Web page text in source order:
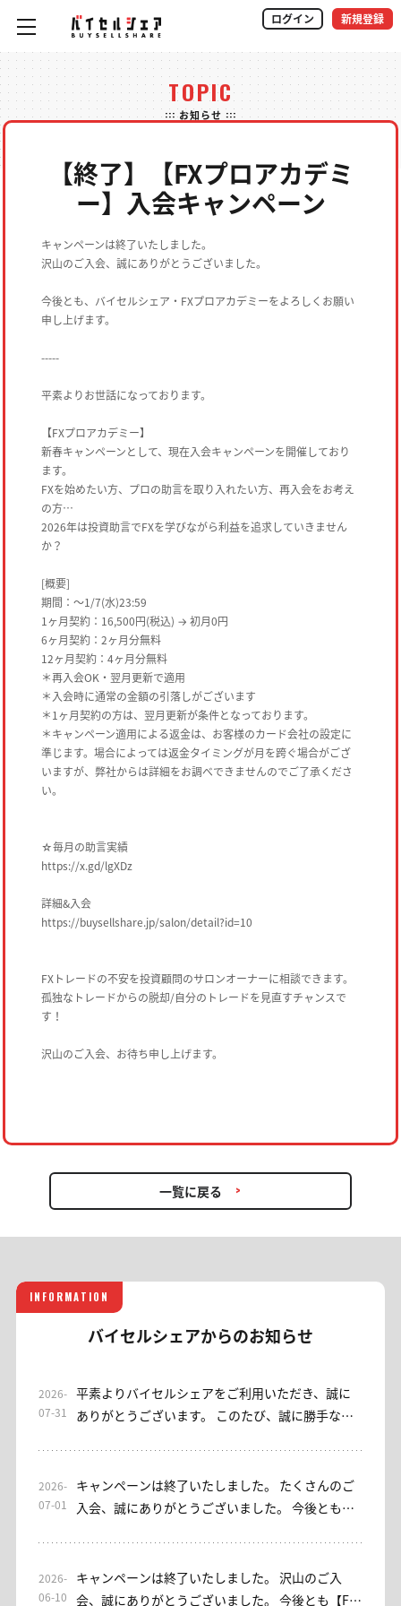
ログイン 新規登録
TOPIC
::: お知らせ :::
【終了】【FXプロアカデミ
ー】入会キャンペーン
キャンペーンは終了いたしました。
沢山のご入会、誠にありがとうございました。
今後とも、バイセルシェア・FXプロアカデミーをよろしくお願い
申し上げます。
-----
平素よりお世話になっております。
【FXプロアカデミー】
新春キャンペーンとして、現在入会キャンペーンを開催しており
ます。
FXを始めたい方、プロの助言を取り入れたい方、再入会をお考え
の方…
2026年は投資助言でFXを学びながら利益を追求していきません
か？
[概要]
期間：〜1/7(水)23:59
1ヶ月契約：16,500円(税込) → 初月0円
6ヶ月契約：2ヶ月分無料
12ヶ月契約：4ヶ月分無料
＊再入会OK・翌月更新で適用
＊入会時に通常の金額の引落しがございます
＊1ヶ月契約の方は、翌月更新が条件となっております。
＊キャンペーン適用による返金は、お客様のカード会社の設定に
準じます。場合によっては返金タイミングが月を跨ぐ場合がござ
いますが、弊社からは詳細をお調べできませんのでご了承くださ
い。
☆毎月の助言実績
https://x.gd/lgXDz
詳細&入会
https://buysellshare.jp/salon/detail?id=10
FXトレードの不安を投資顧問のサロンオーナーに相談できます。
孤独なトレードからの脱却/自分のトレードを見直すチャンスで
す！
沢山のご入会、お待ち申し上げます。
一覧に戻る
INFORMATION
バイセルシェアからのお知らせ
2026-
07-31
平素よりバイセルシェアをご利用いただき、誠に
ありがとうございます。 このたび、誠に勝手なが
いただきました皆さまに、心より御礼申し上げま
す。 なお、EAをご利用いただけるサブスクリプシ
検討ください。 これまでご利用いただき、誠にあ
りがとうございました。今後ともバイセルシェア
2026-
07-01
キャンペーンは終了いたしました。 たくさんのご
入会、誠にありがとうございました。 今後とも、
なっております。 【みっちゃん日本株サロン】入
会キャンペーンを実施しております。 [入会キャン
2026-
06-10
キャンペーンは終了いたしました。 沢山のご入
会、誠にありがとうございました。 今後とも【FX